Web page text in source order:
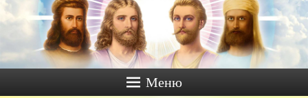
Меню